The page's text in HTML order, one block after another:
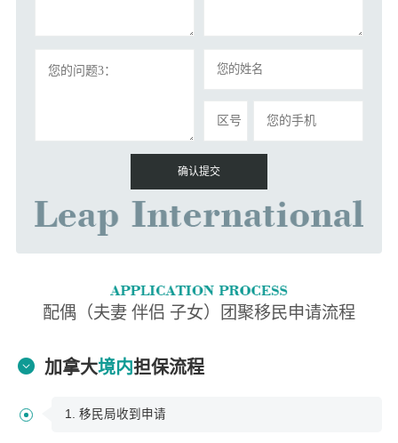
配偶（夫妻 伴侣 子女）团聚移民申请流程
加拿大境内担保流程
1. 移民局收到申请